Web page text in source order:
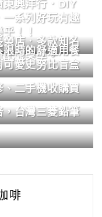
東興洋行．DIY
一系列好玩有趣
！！
店．多款知名
配鏡美學。
時的舒適用餐
愛史努比盲盒
二手機收購買
台灣三菱鉛筆
啡